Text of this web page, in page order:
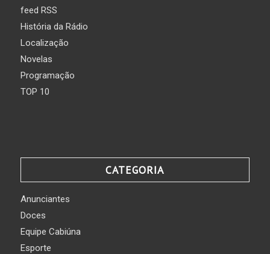
feed RSS
História da Rádio
Localização
Novelas
Programação
TOP 10
CATEGORIA
Anunciantes
Doces
Equipe Cabiúna
Esporte